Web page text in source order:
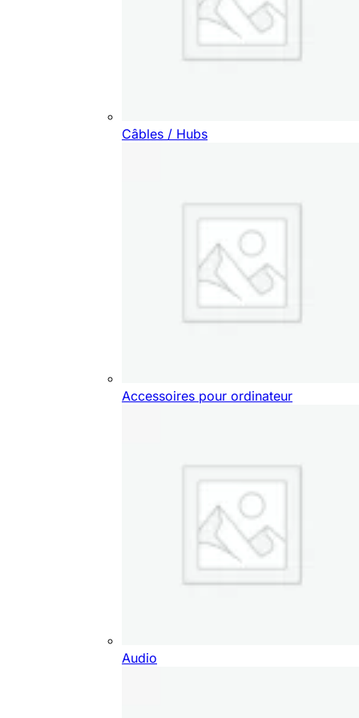
Câbles / Hubs
Accessoires pour ordinateur
Audio